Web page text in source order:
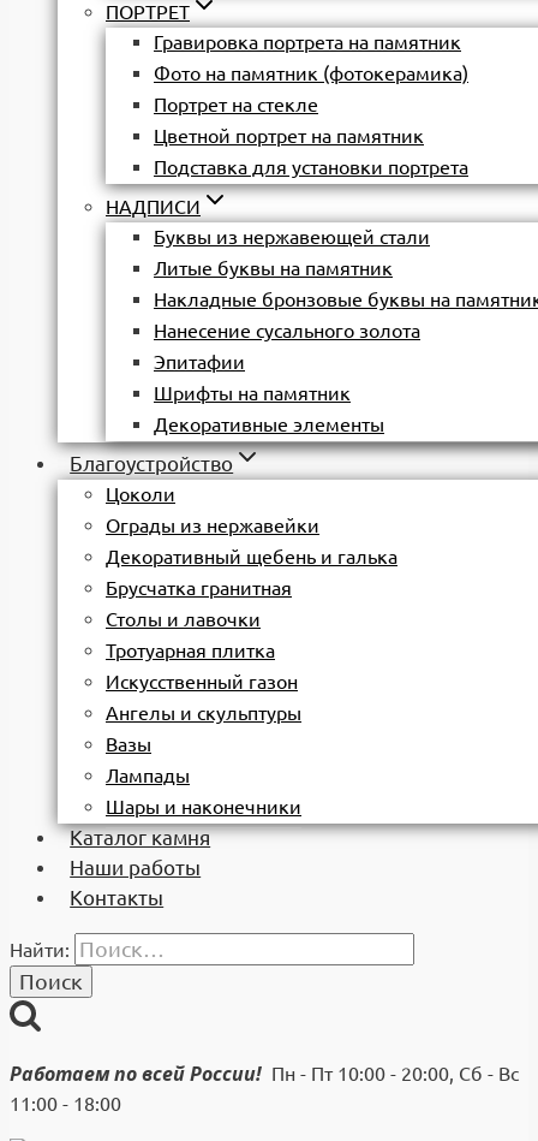
ПОРТРЕТ
Гравировка портрета на памятник
Фото на памятник (фотокерамика)
Портрет на стекле
Цветной портрет на памятник
Подставка для установки портрета
НАДПИСИ
Буквы из нержавеющей стали
Литые буквы на памятник
Накладные бронзовые буквы на
Нанесение сусального золота
Эпитафии
Шрифты на памятник
Декоративные элементы
Благоустройство
Цоколи
Ограды из нержавейки
Декоративный щебень и галька
Брусчатка гранитная
Столы и лавочки
Тротуарная плитка
Искусственный газон
Ангелы и скульптуры
Вазы
Лампады
Шары и наконечники
Каталог камня
Наши работы
Контакты
Найти:
Работаем по всей России! Пн - Пт 10:00 - 20:00, Сб - Вс
11:00 - 18:00